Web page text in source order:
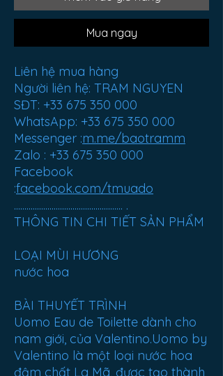
Mua ngay
Liên hệ mua hàng
Người liên hệ: TRAM NGUYEN
SĐT: +33 675 350 000
WhatsApp: +33 675 350 000
Messenger :m.me/baotramm
Zalo : +33 675 350 000
Facebook
:facebook.com/tmuado
.................................................... .
THÔNG TIN CHI TIẾT SẢN PHẨM
LOẠI MÙI HƯƠNG
nước hoa
BÀI THUYẾT TRÌNH
Uomo Eau de Toilette dành cho
nam giới, của Valentino.Uomo by
Valentino là một loại nước hoa
đậm chất La Mã, được tạo thành